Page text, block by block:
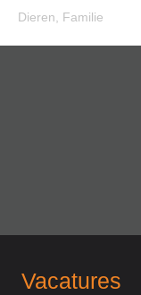
Dieren Familie
Vacatures